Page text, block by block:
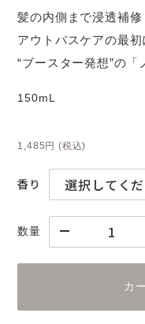
髪の内側まで浸透補修
アウトバスケアの最初
“ブースター発想”の「
150mL
1,485円 (税込)
香り
数量
カ